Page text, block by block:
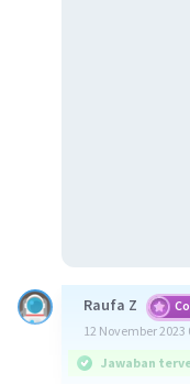
Raufa Z
12 November 2023
Jawaban